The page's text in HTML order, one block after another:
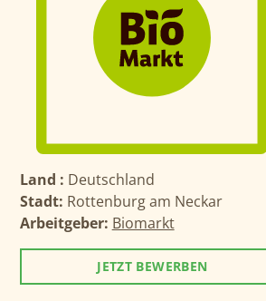
Land : Deutschland
Stadt: Rottenburg am Neckar
Arbeitgeber: Biomarkt
JETZT BEWERBEN